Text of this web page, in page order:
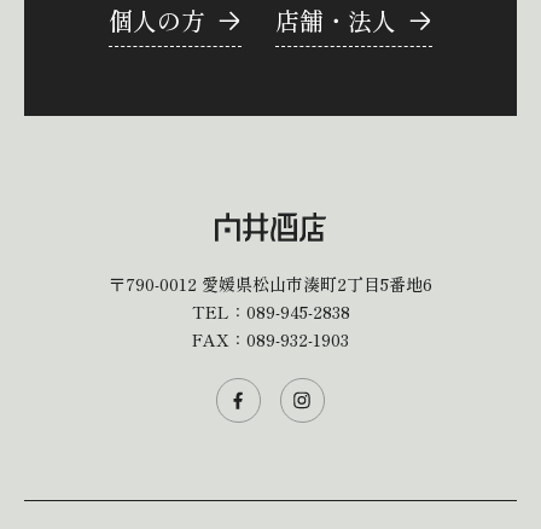
個人の方 店舗・法人
〒790-0012 愛媛県松山市湊町2丁目5番地6
TEL： 089-945-2838
FAX：089-932-1903